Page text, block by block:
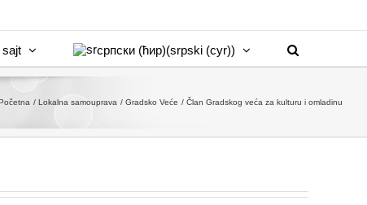
српски (ћир)(srpski (cyr))
Lokalna samouprava Gradsko Veće Član Gradskog veća za kulturu i omladinu